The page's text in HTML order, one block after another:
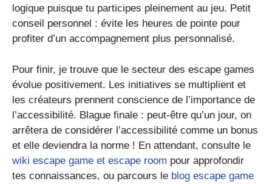
logique puisque tu participes pleinement au jeu. Petit
conseil personnel : évite les heures de pointe pour
profiter d’un accompagnement plus personnalisé.
Pour finir, je trouve que le secteur des escape games
évolue positivement. Les initiatives se multiplient et
les créateurs prennent conscience de l’importance de
l’accessibilité. Blague finale : peut-être qu’un jour, on
arrêtera de considérer l’accessibilité comme un bonus
et elle deviendra la norme ! En attendant, consulte le
wiki escape game et escape room pour approfondir
tes connaissances, ou parcours le blog escape game